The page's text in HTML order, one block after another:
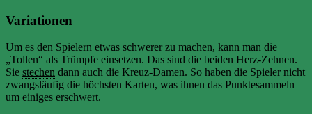
Variationen
Um es den Spielern etwas schwerer zu machen, kann man die
„Tollen“ als Trümpfe einsetzen. Das sind die beiden Herz-Zehnen.
Sie stechen dann auch die Kreuz-Damen. So haben die Spieler nicht
zwangsläufig die höchsten Karten, was ihnen das Punktesammeln
um einiges erschwert.